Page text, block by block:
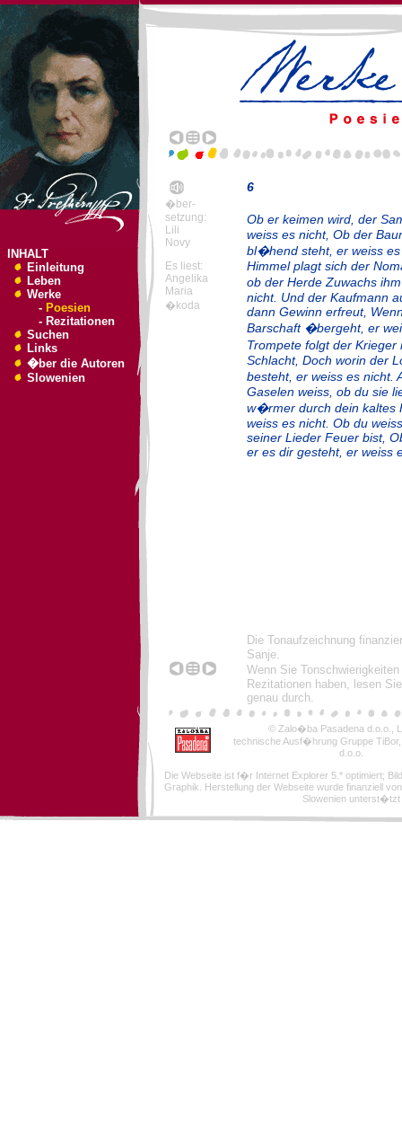
INHALT
Einleitung
Leben
Werke
- Poesien
- Rezitationen
Suchen
Links
�ber die Autoren
Slowenien
6
�ber-
setzung:
Lili
Novy
Es liest:
Angelika
Maria
�koda
Ob er keimen wird, der
weiss es nicht, Ob der
bl�hend steht, er weiss
Himmel plagt sich der
ob der Herde Zuwachs
nicht. Und der Kaufmann
dann Gewinn erfreut,
Barschaft �bergeht, er
Trompete folgt der
Schlacht, Doch worin der
besteht, er weiss es nicht.
Gaselen weiss, ob du sie
w�rmer durch dein kaltes
weiss es nicht. Ob du
seiner Lieder Feuer bist,
er es dir gesteht, er weiss
Die Tonaufzeichnung
Sanje.
Wenn Sie
Rezitationen haben, lesen
genau durch.
© Zalo�ba Pasadena d.o.o.,
technische Ausf�hrung Gruppe
d.o.o.
Die Webseite ist f�r Internet Explorer 5.* optimiert;
Graphik. Herstellung der Webseite wurde finanziell
Slowenien unterst�tzt